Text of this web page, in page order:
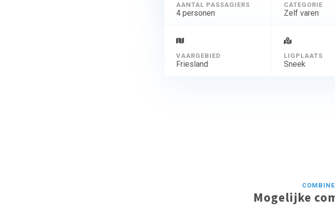
AANTAL PASSAGIERS
4 personen
CATEGORIE
Zelf varen
VAARGEBIED
Friesland
LIGPLAATS
Sneek
Mogelijke